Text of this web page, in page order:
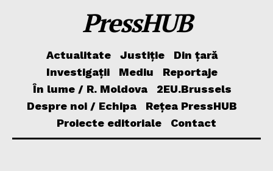
PressHUB
Actualitate Justiție
Din țară
Investigații
Mediu
Reportaje
În lume / R. Moldova
2EU.Brussels
Despre noi / Echipa
Rețea PressHUB
Proiecte editoriale
Contact